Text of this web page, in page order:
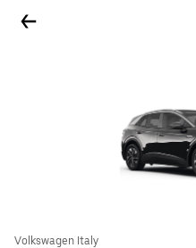
Volkswagen Italy